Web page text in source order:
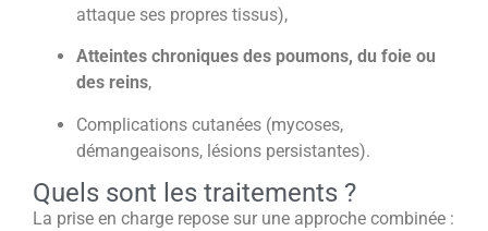
attaque ses propres tissus),
Atteintes chroniques des poumons, du foie ou
des reins,
Complications cutanées (mycoses,
démangeaisons, lésions persistantes).
Quels sont les traitements ?
La prise en charge repose sur une approche combinée :